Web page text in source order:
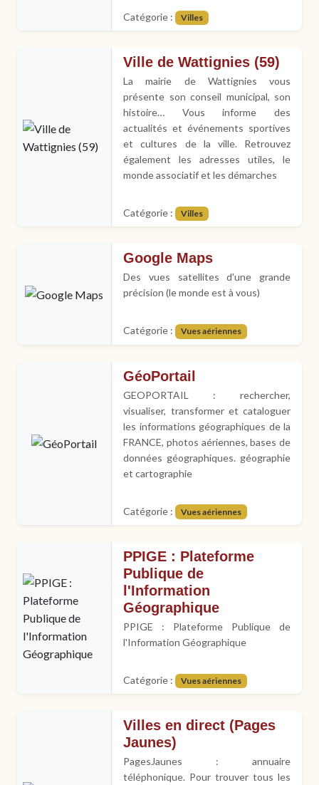
Catégorie : Villes
Ville de Wattignies (59)
La mairie de Wattignies vous
présente son conseil municipal, son
histoire… Vous informe des
actualités et événements sportives
et cultures de la ville. Retrouvez
également les adresses utiles, le
monde associatif et les démarches
Catégorie : Villes
Google Maps
Des vues satellites d'une grande
précision (le monde est à vous)
Catégorie : Vues aériennes
GéoPortail
GEOPORTAIL : rechercher,
visualiser, transformer et cataloguer
les informations géographiques de la
FRANCE, photos aériennes, bases de
données géographiques. géographie
et cartographie
Catégorie : Vues aériennes
PPIGE : Plateforme
Publique de
l'Information
Géographique
PPIGE : Plateforme Publique de
l'Information Géographique
Catégorie : Vues aériennes
Villes en direct (Pages
Jaunes)
PagesJaunes : annuaire
téléphonique. Pour trouver tous les